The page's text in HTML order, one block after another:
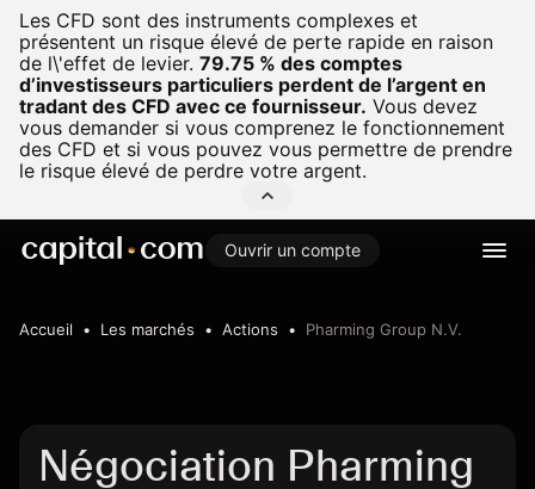
Les CFD sont des instruments complexes et
présentent un risque élevé de perte rapide en raison
de l\'effet de levier. 79.75 % des comptes
d’investisseurs particuliers perdent de l’argent en
tradant des CFD avec ce fournisseur. Vous devez
vous demander si vous comprenez le fonctionnement
des CFD et si vous pouvez vous permettre de prendre
le risque élevé de perdre votre argent.
Ouvrir un compte
Accueil Les marchés Actions Pharming Group N.V.
Négociation Pharming